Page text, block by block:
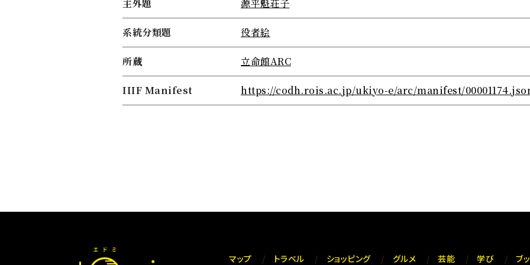
主外題 源平魁荘子
系統分類題 役者絵
所蔵 立命館ARC
IIIF Manifest https://codh.rois.ac.jp/ukiyo-e/arc/manifest/
マップ トラベル ショッピング グルメ 芸能 学び ブ